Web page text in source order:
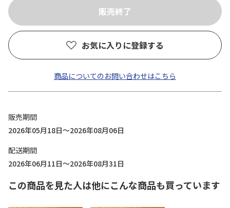
お気に入りに登録する
商品についてのお問い合わせはこちら
販売期間
2026年05月18日～2026年08月06日
配送期間
2026年06月11日～2026年08月31日
この商品を見た人は他にこんな商品も買っています